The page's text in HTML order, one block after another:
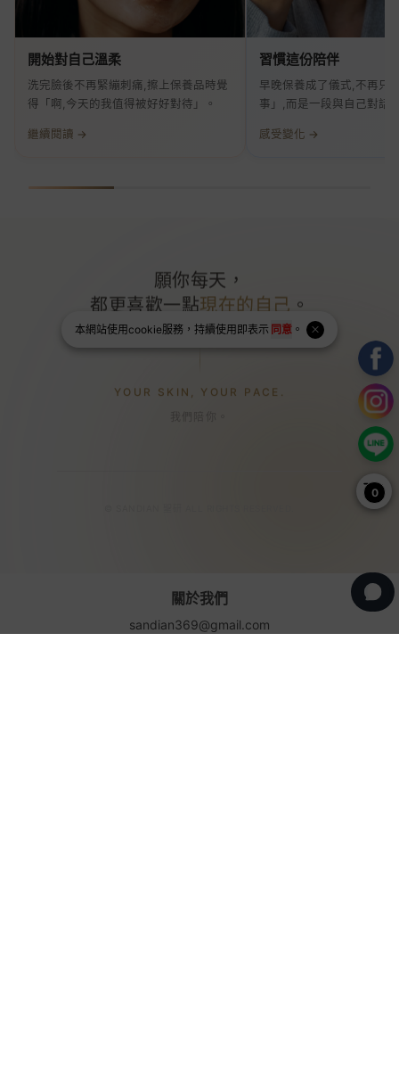
本網站使用cookie服務，持續使用即表示 同意 。
開始對自己溫柔
洗完臉後不再緊繃刺痛,擦上保養品時覺
得「啊,今天的我值得被好好對待」。
繼續閱讀 →
習慣這份陪伴
早晚保養成了儀式,不再只
事」,而是一段與自己對話
感受變化 →
願你每天，
都更喜歡一點現在的自己 。
YOUR SKIN, YOUR PACE.
關於我們
sandian369@gmail.com
0